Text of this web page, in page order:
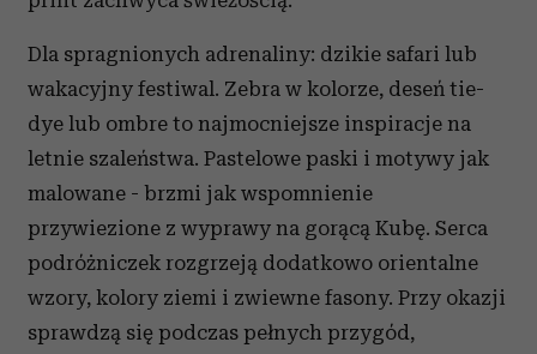
Dla spragnionych adrenaliny: dzikie safari lub
wakacyjny festiwal. Zebra w kolorze, deseń tie-
dye lub ombre to najmocniejsze inspiracje na
letnie szaleństwa. Pastelowe paski i motywy jak
malowane - brzmi jak wspomnienie
przywiezione z wyprawy na gorącą Kubę. Serca
podróżniczek rozgrzeją dodatkowo orientalne
wzory, kolory ziemi i zwiewne fasony. Przy okazji
sprawdzą się podczas pełnych przygód,